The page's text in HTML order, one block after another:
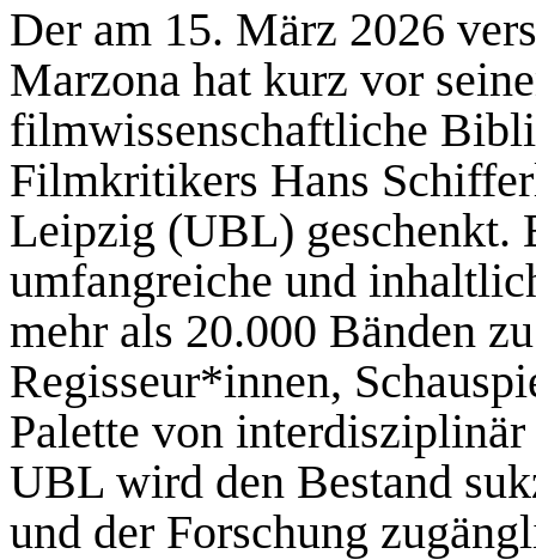
Der am 15. März 2026
Marzona hat kurz vor
filmwissenschaftliche
Filmkritikers Hans
Leipzig (UBL) geschenkt.
umfangreiche und
mehr als 20.000 Bänden
Regisseur*innen,
Palette von
UBL wird den Bestand
und der Forschung